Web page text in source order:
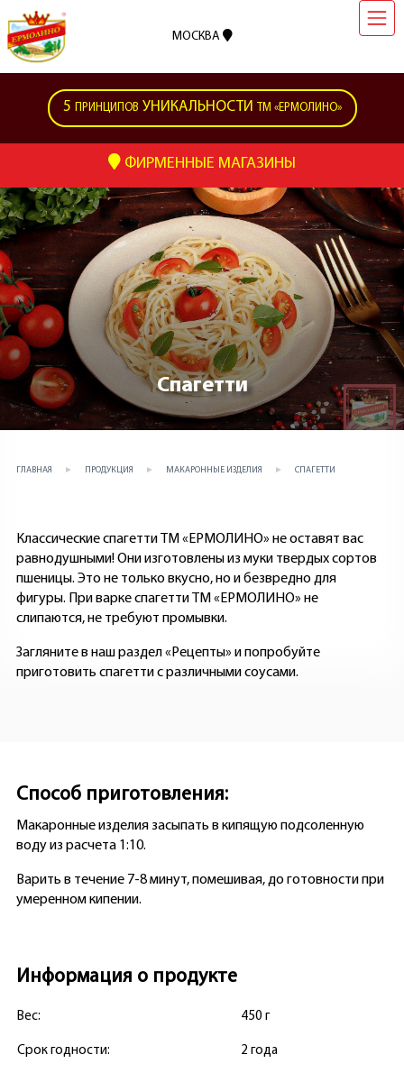
МОСКВА
5 ПРИНЦИПОВ УНИКАЛЬНОСТИ ТМ «ЕРМОЛИНО»
ФИРМЕННЫЕ МАГАЗИНЫ
Спагетти
ГЛАВНАЯ ПРОДУКЦИЯ МАКАРОННЫЕ ИЗДЕЛИЯ СПАГЕТТИ
Классические спагетти ТМ «ЕРМОЛИНО» не оставят вас
равнодушными! Они изготовлены из муки твердых сортов
пшеницы. Это не только вкусно, но и безвредно для
фигуры. При варке спагетти ТМ «ЕРМОЛИНО» не
слипаются, не требуют промывки.
Загляните в наш раздел «Рецепты» и попробуйте
приготовить спагетти с различными соусами.
Способ приготовления:
Макаронные изделия засыпать в кипящую подсоленную
воду из расчета 1:10.
Варить в течение 7-8 минут, помешивая, до готовности при
умеренном кипении.
Информация о продукте
Вес: 450 г
Срок годности: 2 года